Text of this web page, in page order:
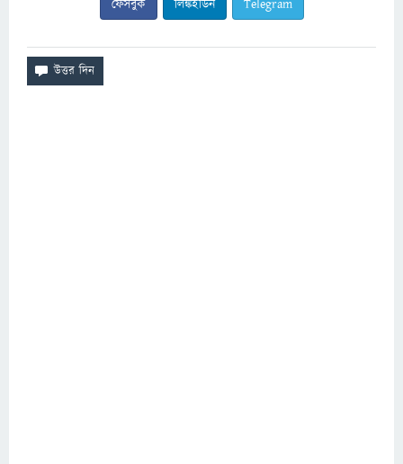
ফেসবুক লিঙ্কইডিন Telegram